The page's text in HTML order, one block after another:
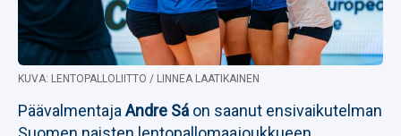
KUVA: LENTOPALLOLIITTO / LINNEA LAATIKAINEN
Päävalmentaja Andre Sá on saanut ensivaikutelman